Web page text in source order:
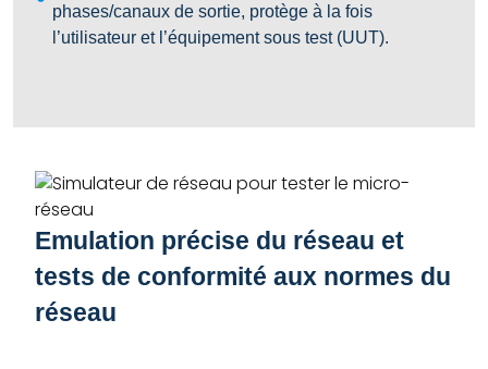
phases/canaux de sortie, protège à la fois
l’utilisateur et l’équipement sous test (UUT).
Emulation précise du réseau et
tests de conformité aux normes du
réseau